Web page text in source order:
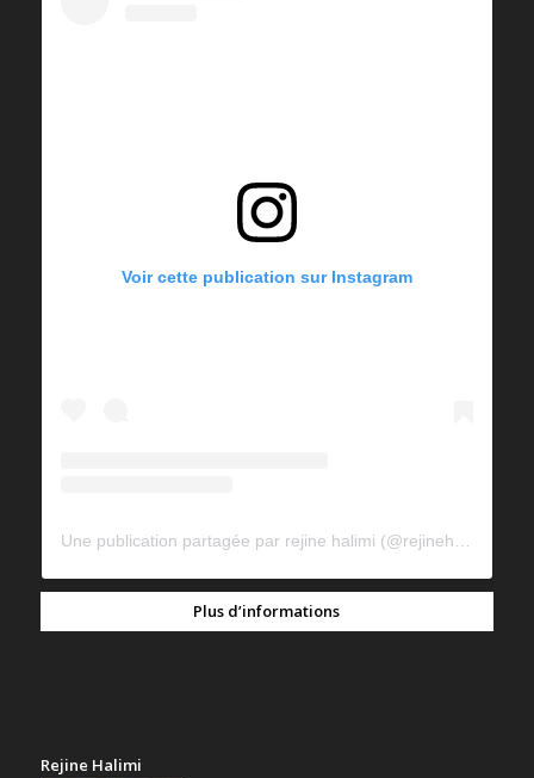
Voir cette publication sur Instagram
Plus d’informations
Rejine Halimi